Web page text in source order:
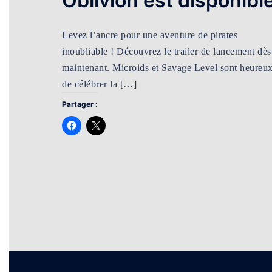
Levez l’ancre pour une aventure de pirates
inoubliable ! Découvrez le trailer de lancement dès
maintenant. Microids et Savage Level sont
de célébrer la […]
Partager :